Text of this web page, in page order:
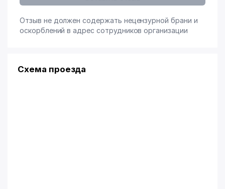
Отзыв не должен содержать нецензурной брани и
оскорблений в адрес сотрудников организации
Схема проезда